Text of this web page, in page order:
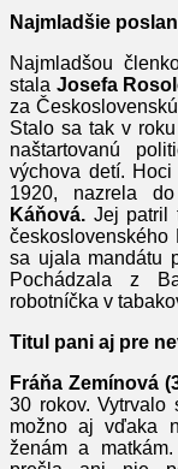
Najmladšie
Najmladšou
stala Josefa
za
Stalo sa tak v
naštartovanú
výchova detí.
1920, nazrela
Káňová. Jej patril
sa ujala mandátu
Pochádzala z
robotníčka v
Titul pani aj pre
Fráňa Zemínová
30 rokov.
možno aj vďaka
ženám a